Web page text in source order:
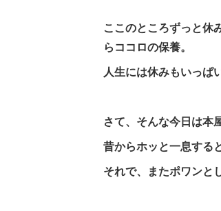
ここのところずっと休
らココロの保養。
人生には休みもいっぱ
さて、そんな今日は本
昔からホッと一息する
それで、またポワンと